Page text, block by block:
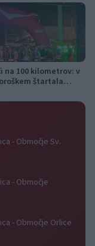
na 100 kilometrov: v
štartala
- Območje Sv.
- Območje
- Območje Orlice